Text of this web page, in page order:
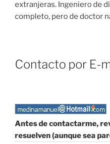
extranjeras. Ingeniero de
completo, pero de doctor
Contacto por E-
Antes de contactarme,
resuelven (aunque sea